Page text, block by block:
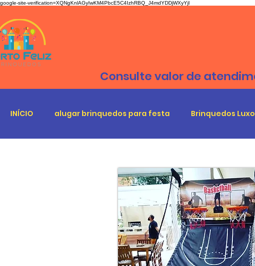
google-site-verification=XQNgKnlAGyIwKM4PbcE5C4IzhRBQ_J4mdYDDjWXyYjI
Consulte valor de
INÍCIO alugar brinquedos para festa Brinquedos Luxo